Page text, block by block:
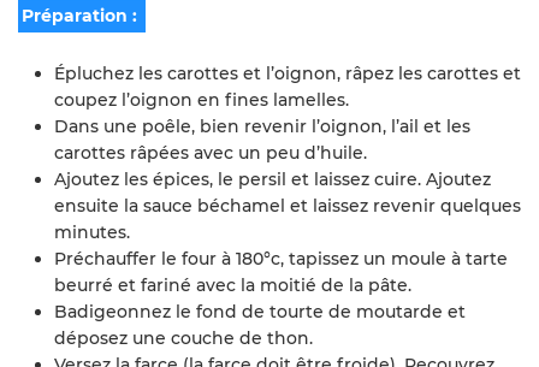
Préparation :
Épluchez les carottes et l’oignon, râpez les carottes et
coupez l’oignon en fines lamelles.
Dans une poêle, bien revenir l’oignon, l’ail et les
carottes râpées avec un peu d’huile.
Ajoutez les épices, le persil et laissez cuire. Ajoutez
ensuite la sauce béchamel et laissez revenir quelques
minutes.
Préchauffer le four à 180°c, tapissez un moule à tarte
beurré et fariné avec la moitié de la pâte.
Badigeonnez le fond de tourte de moutarde et
déposez une couche de thon.